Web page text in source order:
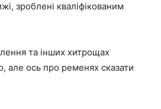
зроблені кваліфікованим
та інших хитрощах
але ось про ременях сказати